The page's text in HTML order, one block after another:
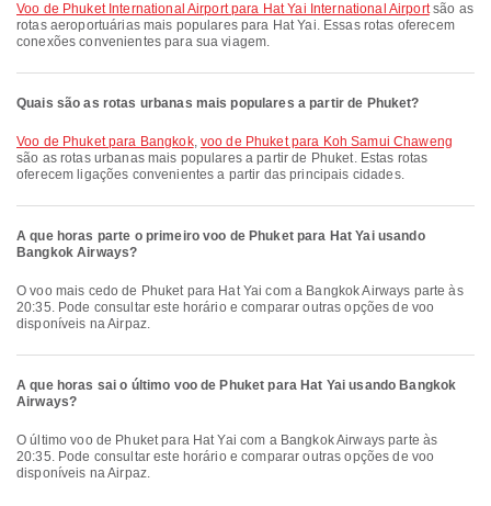
voo de Phuket International Airport para Hat Yai International Airportsão as
rotas aeroportuárias mais populares para Hat Yai. Essas rotas oferecem
conexões convenientes para sua viagem.
Quais são as rotas urbanas mais populares a partir de Phuket?
voo de Phuket para Bangkok, voo de Phuket para Koh Samui Chaweng
são as rotas urbanas mais populares a partir de Phuket. Estas rotas
oferecem ligações convenientes a partir das principais cidades.
A que horas parte o primeiro voo de Phuket para Hat Yai usando
Bangkok Airways?
O voo mais cedo de Phuket para Hat Yai com a Bangkok Airways parte às
20:35. Pode consultar este horário e comparar outras opções de voo
disponíveis na Airpaz.
A que horas sai o último voo de Phuket para Hat Yai usando Bangkok
Airways?
O último voo de Phuket para Hat Yai com a Bangkok Airways parte às
20:35. Pode consultar este horário e comparar outras opções de voo
disponíveis na Airpaz.